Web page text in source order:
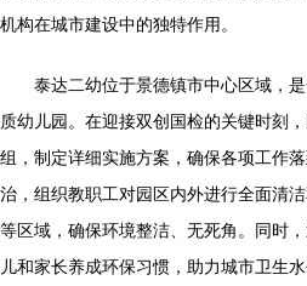
机构在城市建设中的独特作用。
泰达二幼位于景德镇市中心区域，
质幼儿园。在迎接双创国检的关键时刻
组，制定详细实施方案，确保各项工作
治，组织教职工对园区内外进行全面清
等区域，确保环境整洁、无死角。同时
儿和家长养成环保习惯，助力城市卫生水